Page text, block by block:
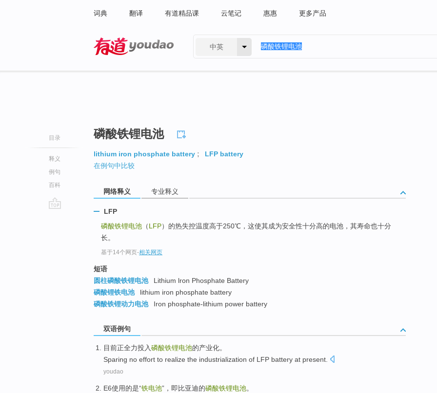
词典 翻译 有道精品课 云笔记 惠惠 更多产品
中英
目录
释义
例句
百科
磷酸铁锂电池
lithium iron phosphate battery ;
LFP battery
在例句中比较
网络释义 专业释义
LFP
磷酸铁锂电池 （LFP）的热失控温度高于250℃，这使其成为安全性十分高的电池，其寿命也十分
长。
基于14个网页-相关网页
短语
圆柱磷酸铁锂电池
Lithium lron Phosphate Battery
磷酸锂铁电池
lithium iron phosphate battery
磷酸铁锂动力电池
Iron phosphate-lithium power battery
双语例句
目前正全力投入磷酸铁锂电池的产业化。
Sparing no effort to realize the industrialization of LFP battery at present.
youdao
E6使用的是“铁电池”，即比亚迪的磷酸铁锂电池。